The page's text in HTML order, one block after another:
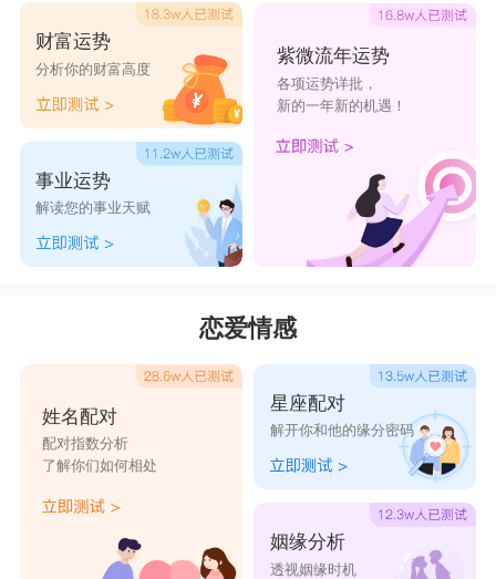
心常常停滞在爱情上。水瓶座女生容易走极端化，
拥有一颗向往理想爱情的纯洁的心，一旦水瓶真正
发现了自己的爱，那么她会把自己全部的智慧、全
部的真诚和自己所拥有的一切都毫无保留地献给自
己所热爱的人。
思想前卫，以未来世界或改革派自居的瓶子，
一成不变，反应慢、吃苦耐劳的生活态度觉得无
聊。而水瓶座特有的博爱、极端的幻想力，使得笨
重的牛儿只能跟在后面追赶，难免让他们感到很吃
力。对于喜欢探索谜一样事物的瓶子而言，牛儿是
一眼就可看透的，所以了无趣味。水瓶们唯有提供
给金牛创意，且不对他们施予太大的压力，试着将
部份较私密的心情只对金牛情人说，牛儿纵使不能
财富运势
分析你的财富高度
事业运势
解读您的事业天赋
紫微流年运势
各项运势详批，
新的一年新的机遇！
恋爱情感
姓名配对
配对指数分析
了解你们如何相处
星座配对
解开你和他的缘分密码
姻缘分析
透视姻缘时机